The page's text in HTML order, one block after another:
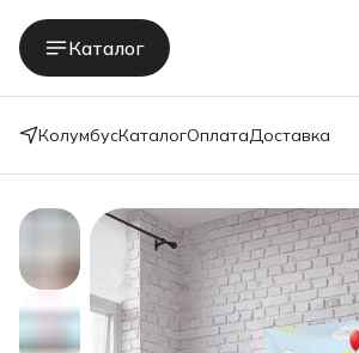
Каталог
КолумбусКаталогОплатаДоставка